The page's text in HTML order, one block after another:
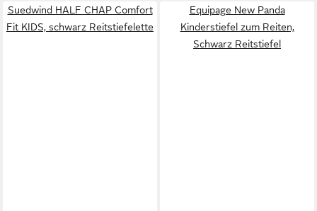
Suedwind HALF CHAP Comfort
Fit KIDS, schwarz Reitstiefelette
Equipage New Panda
Kinderstiefel zum Reiten,
Schwarz Reitstiefel